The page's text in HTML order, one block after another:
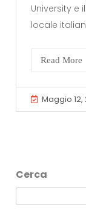
University e
locale
Read More
Maggio 12,
Cerca